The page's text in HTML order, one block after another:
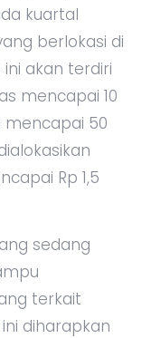
kuartal
berlokasi di
akan terdiri
mencapai 10
mencapai 50
Rp 1,5
sedang
terkait
diharapkan